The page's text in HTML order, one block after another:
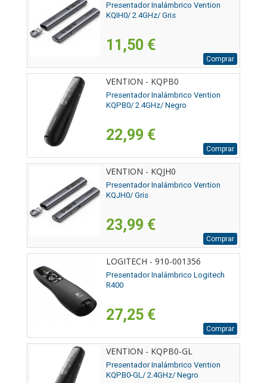
Presentador Inalámbrico Vention
KQIH0/ 2.4GHz/ Gris
11,50 €
Comprar
VENTION - KQPB0
Presentador Inalámbrico Vention
KQPB0/ 2.4GHz/ Negro
22,99 €
Comprar
VENTION - KQJH0
Presentador Inalámbrico Vention
KQJH0/ Gris
23,99 €
Comprar
LOGITECH - 910-001356
Presentador Inalámbrico Logitech
R400
27,25 €
Comprar
VENTION - KQPB0-GL
Presentador Inalámbrico Vention
KQPB0-GL/ 2.4GHz/ Negro